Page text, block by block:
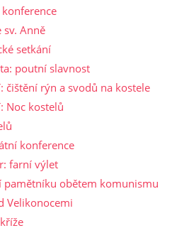
Anně
setkání
poutní slavnost
čištění rýn a svodů na kostele
Noc kostelů
konference
farní výlet
pamětníku obětem komunismu
Velikonocemi